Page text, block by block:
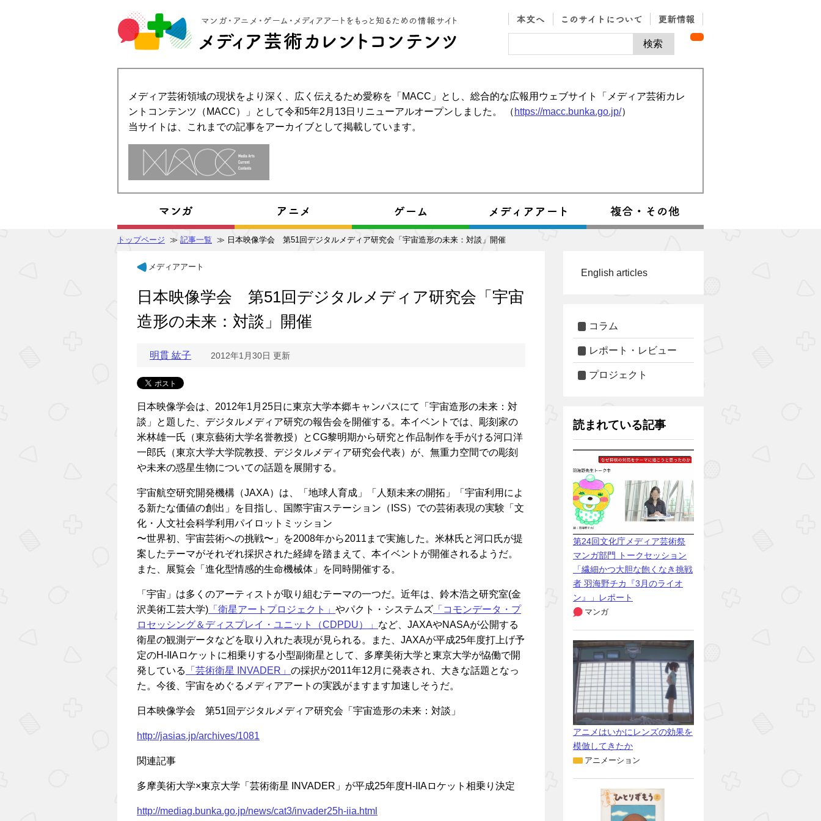
メディア芸術領域の現状をより深く、広く伝えるため愛称を「MACC」とし、総合的な広報用ウェブサイト「メディア芸術カレ
ントコンテンツ（MACC）」として令和5年2月13日リニューアルオープンしました。 （ https://macc.bunka.go.jp/）
当サイトは、これまでの記事をアーカイブとして掲載しています。
トップページ ≫ 記事一覧 ≫ 日本映像学会 第51回デジタルメディア研究会「宇宙造形の未来：対談」開催
メディアアート
日本映像学会 第51回デジタルメディア研究会「宇宙
造形の未来：対談」開催
明貫 紘子 2012年1月30日 更新
日本映像学会は、2012年1月25日に東京大学本郷キャンパスにて「宇宙造形の未来：対
談」と題した、デジタルメディア研究の報告会を開催する。本イベントでは、彫刻家の
米林雄一氏（東京藝術大学名誉教授）とCG黎明期から研究と作品制作を手がける河口洋
一郎氏（東京大学大学院教授、デジタルメディア研究会代表）が、無重力空間での彫刻
や未来の惑星生物についての話題を展開する。
宇宙航空研究開発機構（JAXA）は、「地球人育成」「人類未来の開拓」「宇宙利用によ
る新たな価値の創出」を目指し、国際宇宙ステーション（ISS）での芸術表現の実験「文
化・人文社会科学利用パイロットミッション
〜世界初、宇宙芸術への挑戦〜」を2008年から2011まで実施した。米林氏と河口氏が提
案したテーマがそれぞれ採択された経緯を踏まえて、本イベントが開催されるようだ。
また、展覧会「進化型情感的生命機械体」を同時開催する。
「宇宙」は多くのアーティストが取り組むテーマの一つだ。近年は、鈴木浩之研究室(金
沢美術工芸大学) 「衛星アートプロジェクト」 やパクト・システムズ 「コモンデータ・プ
ロセッシング＆ディスプレイ・ユニット（CDPDU）」 など、JAXAやNASAが公開する
衛星の観測データなどを取り入れた表現が見られる。また、JAXAが平成25年度打上げ予
定のH-IIAロケットに相乗りする小型副衛星として、多摩美術大学と東京大学が恊働で開
発している
「芸術衛星 INVADER」 の採択が2011年12月に発表され、大きな話題となっ
た。今後、宇宙をめぐるメディアアートの実践がますます加速しそうだ。
日本映像学会 第51回デジタルメディア研究会「宇宙造形の未来：対談」
http://jasias.jp/archives/1081
関連記事
多摩美術大学×東京大学「芸術衛星 INVADER」が平成25年度H-IIAロケット相乗り決定
http://mediag.bunka.go.jp/news/cat3/invader25h-iia.html
English articles
コラム
レポート・レビュー
プロジェクト
読まれている記事
第24回文化庁メディア芸術祭
マンガ部門 トークセッション
「繊細かつ大胆な飽くなき挑戦
者 羽海野チカ『3月のライオ
ン』」レポート
マンガ
アニメはいかにレンズの効果を
模倣してきたか
アニメーション